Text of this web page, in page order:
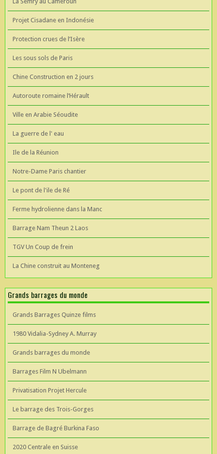
Projet Cisadane en Indonésie
Protection crues de l’Isère
Les sous sols de Paris
Chine Construction en 2 jours
Autoroute romaine l’Hérault
Ville en Arabie Séoudite
La guerre de l' eau
Ile de la Réunion
Notre-Dame Paris chantier
Le pont de l'ile de Ré
Ferme hydrolienne dans la Manc
Barrage Nam Theun 2 Laos
TGV Un Coup de frein
La Chine construit au Monteneg
Grands barrages du monde
Grands Barrages Quinze films
1980 Vidalia-Sydney A. Murray
Grands barrages du monde
Barrages Film N Ubelmann
Privatisation Projet Hercule
Le barrage des Trois-Gorges
Barrage de Bagré Burkina Faso
2020 Centrale en Suisse